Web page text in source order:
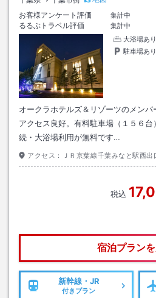
お客様アンケート評価
集計中
るるぶトラベル評価
集計中
大浴場あり
駐車場あり
オークラホテルズ＆リゾーツのメン
アクセス良好。有料駐車場（１５６
続・大浴場利用が無料です…
アクセス： ＪＲ京葉線千葉みなと駅西
税込
宿泊プラン
新幹線・JR
付きプラン